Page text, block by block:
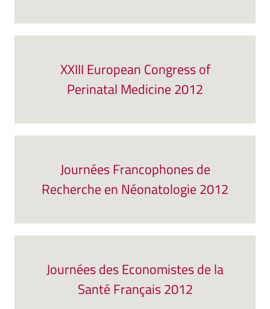
XXIII European Congress of
Perinatal Medicine 2012
Journées Francophones de
Recherche en Néonatologie 2012
Journées des Economistes de la
Santé Français 2012